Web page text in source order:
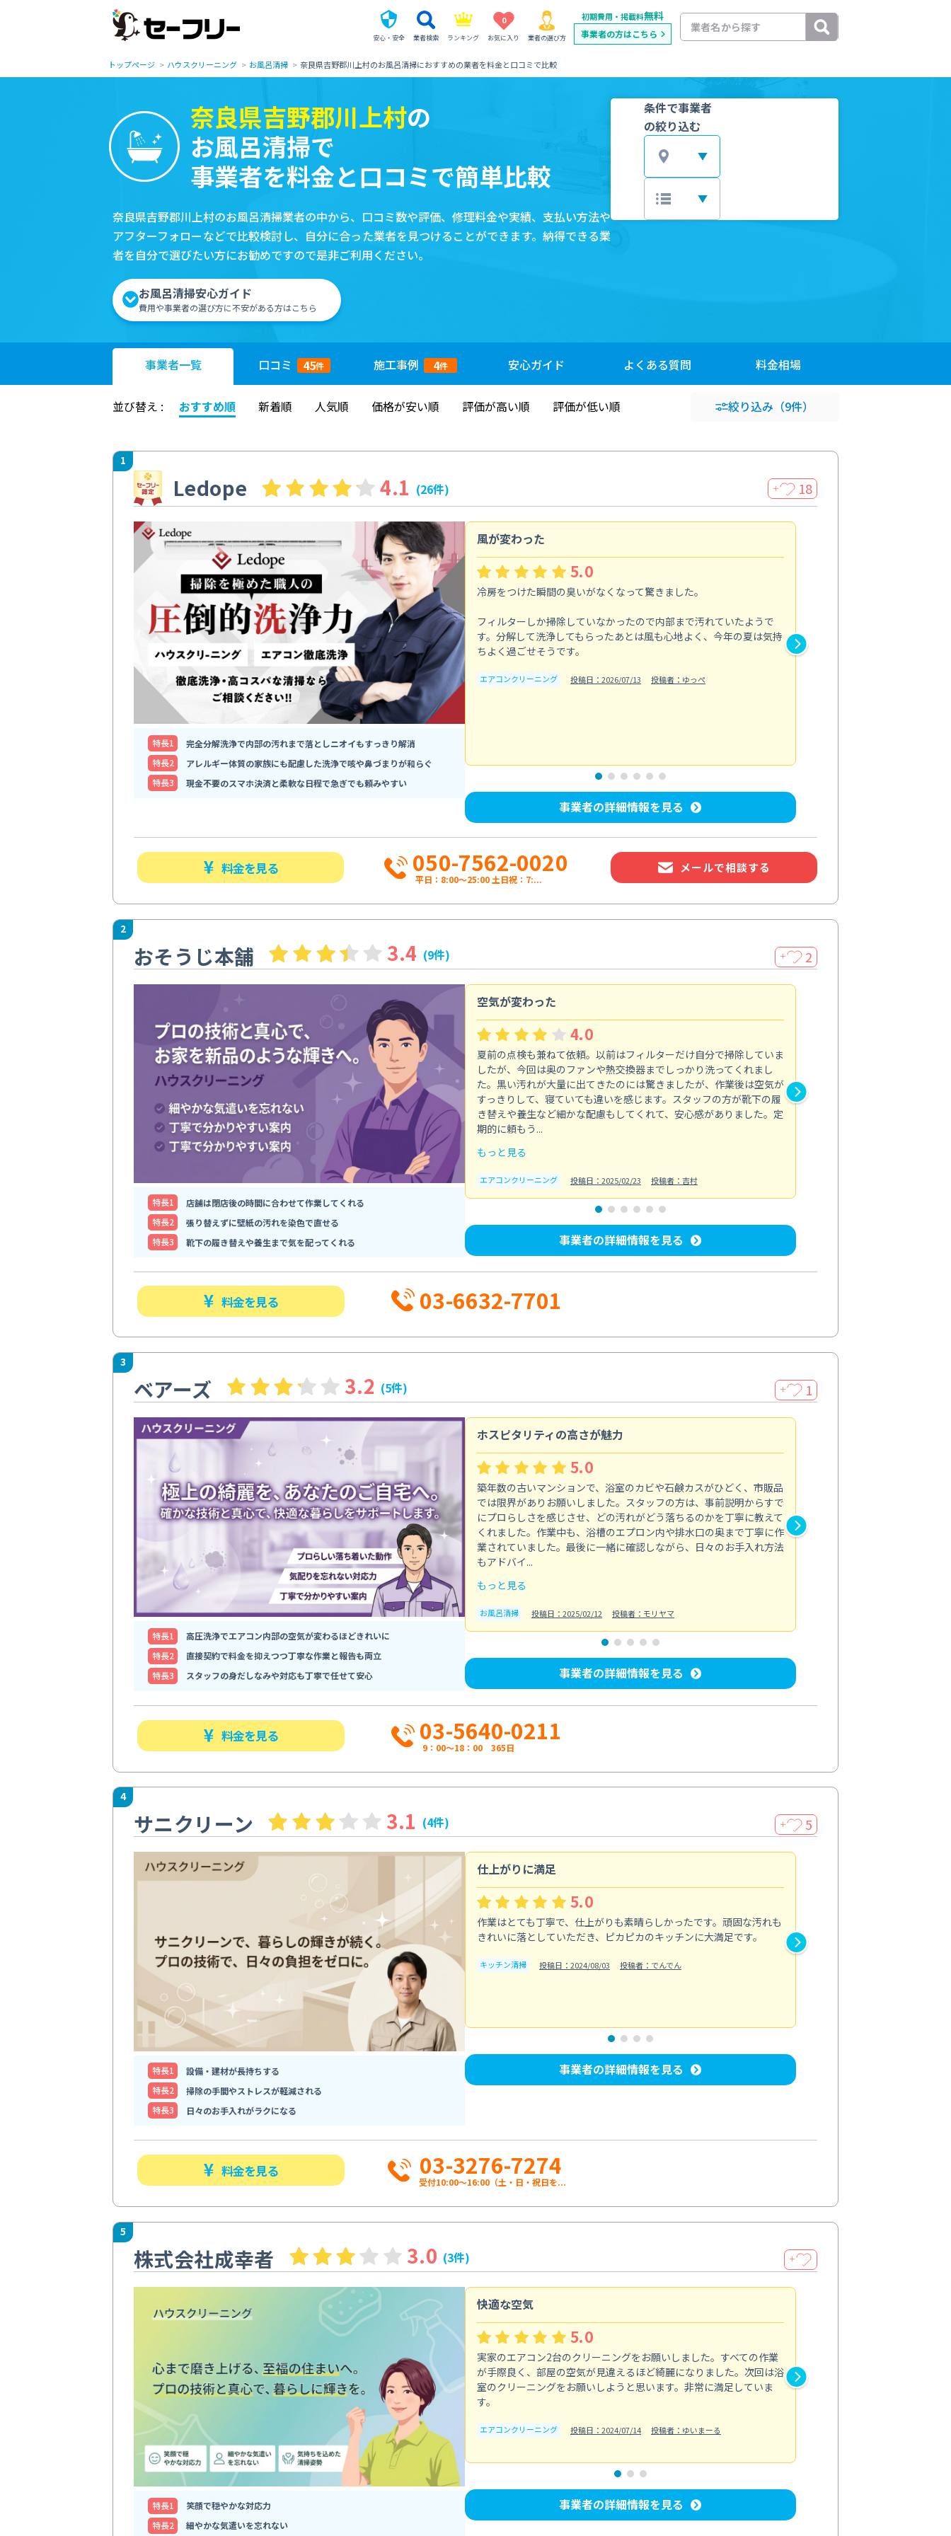
安心・安全 業者検索 ランキング
0
お気に入り 業者の選び方
初期費用・掲載料無料
事業者の方はこちら
トップページ ハウスクリーニング お風呂清掃 奈良県吉野郡川上村のお風呂清掃におすすめの業者を料金と口コミで比較
奈良県吉野郡川上村の
お風呂清掃で
事業者を料金と口コミで簡単比較
奈良県吉野郡川上村のお風呂清掃業者の中から、口コミ数や評価、修理料金や実績、支払い方法や
アフターフォローなどで比較検討し、自分に合った業者を見つけることができます。納得できる業
者を自分で選びたい方にお勧めですので是非ご利用ください。
お風呂清掃安心ガイド
費用や事業者の選び方に不安がある方はこちら
条件で事業者
の絞り込む
事業者一覧 口コミ 45件 施工事例 4件 安心ガイド よくある質問 料金相場
並び替え : おすすめ順 新着順 人気順 価格が安い順 評価が高い順 評価が低い順 絞り込み （9件）
1
Ledope 4.1 (26件) ＋ 18
特⻑1
完全分解洗浄で内部の汚れまで落としニオイもすっきり解消
特⻑2
アレルギー体質の家族にも配慮した洗浄で咳や鼻づまりが和らぐ
特⻑3
現金不要のスマホ決済と柔軟な日程で急ぎでも頼みやすい
風が変わった
5.0
冷房をつけた瞬間の臭いがなくなって驚きました。
フィルターしか掃除していなかったので内部まで汚れていたようで
す。分解して洗浄してもらったあとは風も心地よく、今年の夏は気持
ちよく過ごせそうです。
エアコンクリーニング 投稿日：2026/07/13 投稿者：ゆっぺ
事業者の詳細情報を見る
料金を見る 050-7562-0020
平日：8:00〜25:00 土日祝：7:...
メールで相談する
2
おそうじ本舗 3.4 (9件) ＋ 2
特⻑1
店舗は閉店後の時間に合わせて作業してくれる
特⻑2
張り替えずに壁紙の汚れを染色で直せる
特⻑3
靴下の履き替えや養生まで気を配ってくれる
空気が変わった
4.0
夏前の点検も兼ねて依頼。以前はフィルターだけ自分で掃除していま
したが、今回は奥のファンや熱交換器までしっかり洗ってくれまし
た。黒い汚れが大量に出てきたのには驚きましたが、作業後は空気が
すっきりして、寝ていても違いを感じます。スタッフの方が靴下の履
き替えや養生など細かな配慮もしてくれて、安心感がありました。定
期的に頼もう...
もっと見る
エアコンクリーニング 投稿日：2025/02/23 投稿者：吉村
事業者の詳細情報を見る
料金を見る 03-6632-7701
3
ベアーズ 3.2 (5件) ＋ 1
特⻑1
高圧洗浄でエアコン内部の空気が変わるほどきれいに
特⻑2
直接契約で料金を抑えつつ丁寧な作業と報告も両立
特⻑3
スタッフの身だしなみや対応も丁寧で任せて安心
ホスピタリティの高さが魅力
5.0
築年数の古いマンションで、浴室のカビや石鹸カスがひどく、市販品
では限界がありお願いしました。スタッフの方は、事前説明からすで
にプロらしさを感じさせ、どの汚れがどう落ちるのかを丁寧に教えて
くれました。作業中も、浴槽のエプロン内や排水口の奥まで丁寧に作
業されていました。最後に一緒に確認しながら、日々のお手入れ方法
もアドバイ...
もっと見る
お風呂清掃 投稿日：2025/02/12 投稿者：モリヤマ
事業者の詳細情報を見る
料金を見る 03-5640-0211
9：00～18：00 365日
4
サニクリーン 3.1 (4件) ＋ 5
特⻑1
設備・建材が長持ちする
特⻑2
掃除の手間やストレスが軽減される
特⻑3
日々のお手入れがラクになる
仕上がりに満足
5.0
作業はとても丁寧で、仕上がりも素晴らしかったです。頑固な汚れも
きれいに落としていただき、ピカピカのキッチンに大満足です。
キッチン清掃 投稿日：2024/08/03 投稿者：でんでん
事業者の詳細情報を見る
料金を見る 03-3276-7274
受付10:00〜16:00（土・日・祝日を...
5
株式会社成幸者 3.0 (3件) ＋
特⻑1
笑顔で穏やかな対応力
特⻑2
細やかな気遣いを忘れない
快適な空気
5.0
実家のエアコン2台のクリーニングをお願いしました。すべての作業
が手際良く、部屋の空気が見違えるほど綺麗になりました。次回は浴
室のクリーニングをお願いしようと思います。非常に満足していま
す。
エアコンクリーニング 投稿日：2024/07/14 投稿者：ゆいまーる
事業者の詳細情報を見る